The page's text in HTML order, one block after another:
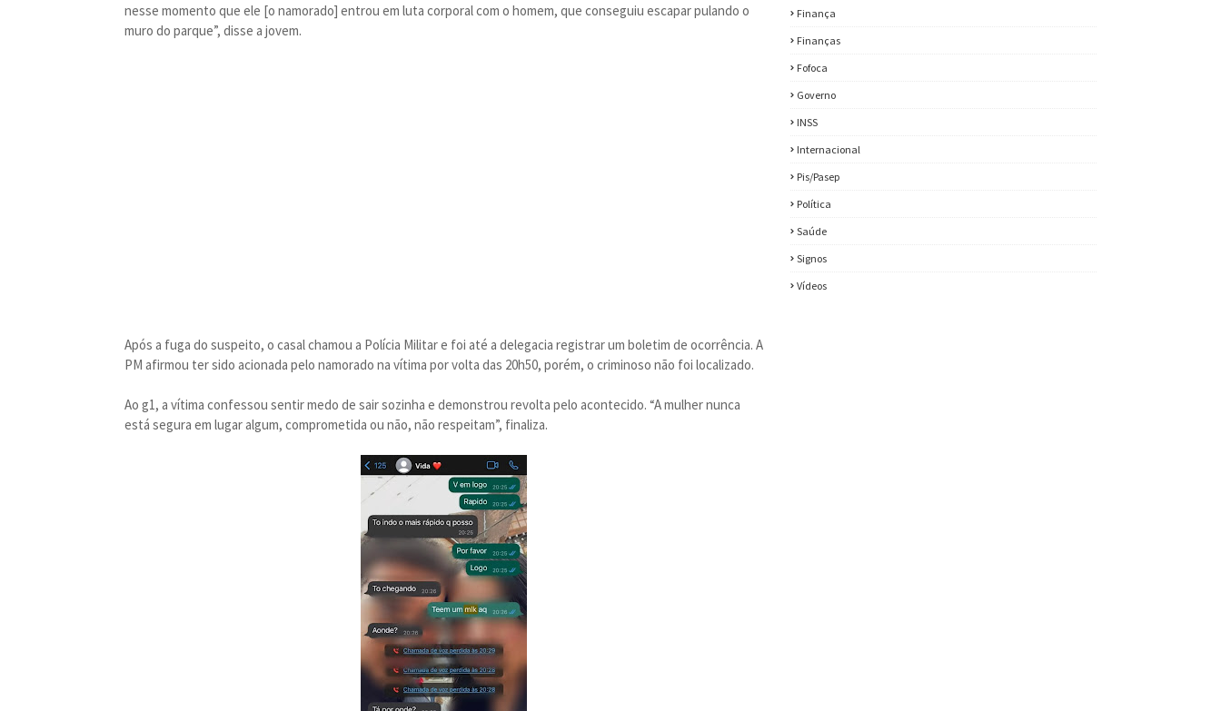
nesse momento que ele [o namorado] entrou em luta corporal com o homem, que conseguiu escapar pulando o
muro do parque”, disse a jovem.
Após a fuga do suspeito, o casal chamou a Polícia Militar e foi até a delegacia registrar um boletim de ocorrência. A
PM afirmou ter sido acionada pelo namorado na vítima por volta das 20h50, porém, o criminoso não foi localizado.
Ao g1, a vítima confessou sentir medo de sair sozinha e demonstrou revolta pelo acontecido. “A mulher nunca
está segura em lugar algum, comprometida ou não, não respeitam”, finaliza.
Finança
Finanças
Fofoca
Governo
INSS
Internacional
Pis/Pasep
Política
Saúde
Signos
Vídeos